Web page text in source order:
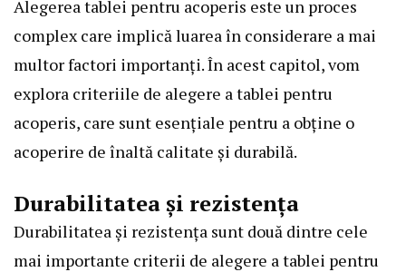
Alegerea tablei pentru acoperis este un proces
complex care implică luarea în considerare a mai
multor factori importanți. În acest capitol, vom
explora criteriile de alegere a tablei pentru
acoperis, care sunt esențiale pentru a obține o
acoperire de înaltă calitate și durabilă.
Durabilitatea și rezistența
Durabilitatea și rezistența sunt două dintre cele
mai importante criterii de alegere a tablei pentru